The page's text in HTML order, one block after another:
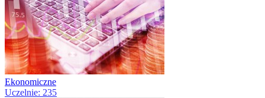
Ekonomiczne
Uczelnie: 235